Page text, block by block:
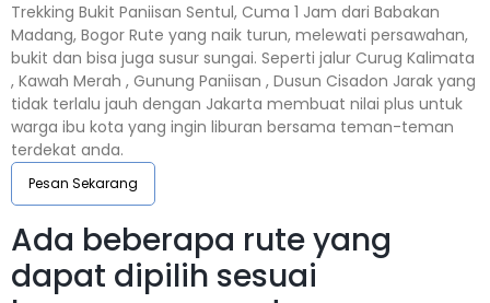
Trekking Bukit Paniisan Sentul, Cuma 1 Jam dari Babakan
Madang, Bogor Rute yang naik turun, melewati persawahan,
bukit dan bisa juga susur sungai. Seperti jalur Curug Kalimata
, Kawah Merah , Gunung Paniisan , Dusun Cisadon Jarak yang
tidak terlalu jauh dengan Jakarta membuat nilai plus untuk
warga ibu kota yang ingin liburan bersama teman-teman
terdekat anda.
Pesan Sekarang
Ada beberapa rute yang
dapat dipilih sesuai